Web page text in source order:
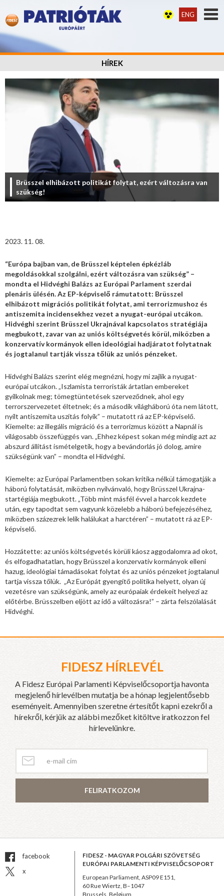
ENG
HÍREK
Brüsszel elhibázott politikát folytat, ezért változásra van
szükség!
2023. 11. 08.
“Európa bajban van, de Brüsszel képtelen épkézláb
megoldásokkal szolgálni, ezért változásra van szükség” –
mondta el Hidvéghi Balázs az Európai Parlament szerdai
plenáris ülésén. Az EP-képviselő rámutatott: Brüsszel
elhibázott migrációs politikát folytat, ami terrorizmushoz és
antiszemita incidensekhez vezet a nyugat-európai utcákon.
Hidvéghi szerint Brüsszel Ukrajnával kapcsolatos stratégiája
megbukott, zavar van az uniós költségvetés körül, miközben a
konzervatív kormányok ellen ideológiai hadjáratot folytatnak
és jogtalanul tartják vissza tőlük az uniós pénzeket.
Hidvéghi Balázs szerint elég megnézni, hogy mi zajlik a nyugat-
európai utcákon. „Iszlamista terroristák ártatlan embereket
gyilkolnak meg; tömegtüntetések szerveződnek, ahol egy
terrorszervezetet éltetnek; és a második világháború óta nem látott,
nyílt antiszemita uszítás folyik” – mutatott rá az EP-képviselő.
Kiemelte: az illegális migráció és a terrorizmus között a Napnál is
világosabb összefüggés van. „Ehhez képest sokan még mindig azt az
abszurd állítást ismételgetik, hogy a bevándorlás jó dolog, amire
szükségünk van” – mondta el Hidvéghi.
Kiemelte: az Európai Parlamentben sokan kritika nélkül támogatják a
háború folytatását, miközben nyilvánvaló, hogy Brüsszel Ukrajna-
startégiája megbukott. „Több mint másfél évvel a harcok kezdete
után, egy tapodtat sem vagyunk közelebb a háború befejezéséhez,
miközben százezrek lelik halálukat a harctéren” – mutatott rá az EP-
képviselő.
Hozzátette: az uniós költségvetés körüli káosz aggodalomra ad okot,
és elfogadhatatlan, hogy Brüsszel a konzervatív kormányok elleni
hazug, ideológiai támadásokat folytat és az uniós pénzeket jogtalanul
tartja vissza tőlük. „Az Európát gyengítő politika helyett, olyan új
vezetésre van szükségünk, amely az európaiak érdekeit helyezi az
előtérbe. Brüsszelben eljött az idő a változásra!” – zárta felszólalását
Hidvéghi.
FIDESZ HÍRLEVÉL
A Fidesz Európai Parlamenti Képviselőcsoportja havonta
megjelenő hírlevélben mutatja be a hónap legjelentősebb
eseményeit. Amennyiben szeretne értesítőt kapni ezekről a
hírekről, kérjük az alábbi mezőket kitöltve iratkozzon fel
hírlevelünkre.
FELIRATKOZOM
facebook
x
FIDESZ - MAGYAR POLGÁRI SZÖVETSÉG
EURÓPAI PARLAMENTI KÉPVISELŐCSOPORT
European Parliament, ASP09 E151,
60 Rue Wiertz, B–1047
Brussels, Belgium